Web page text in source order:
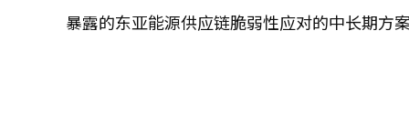
暴露的东亚能源供应链脆弱性应对的中长期方案